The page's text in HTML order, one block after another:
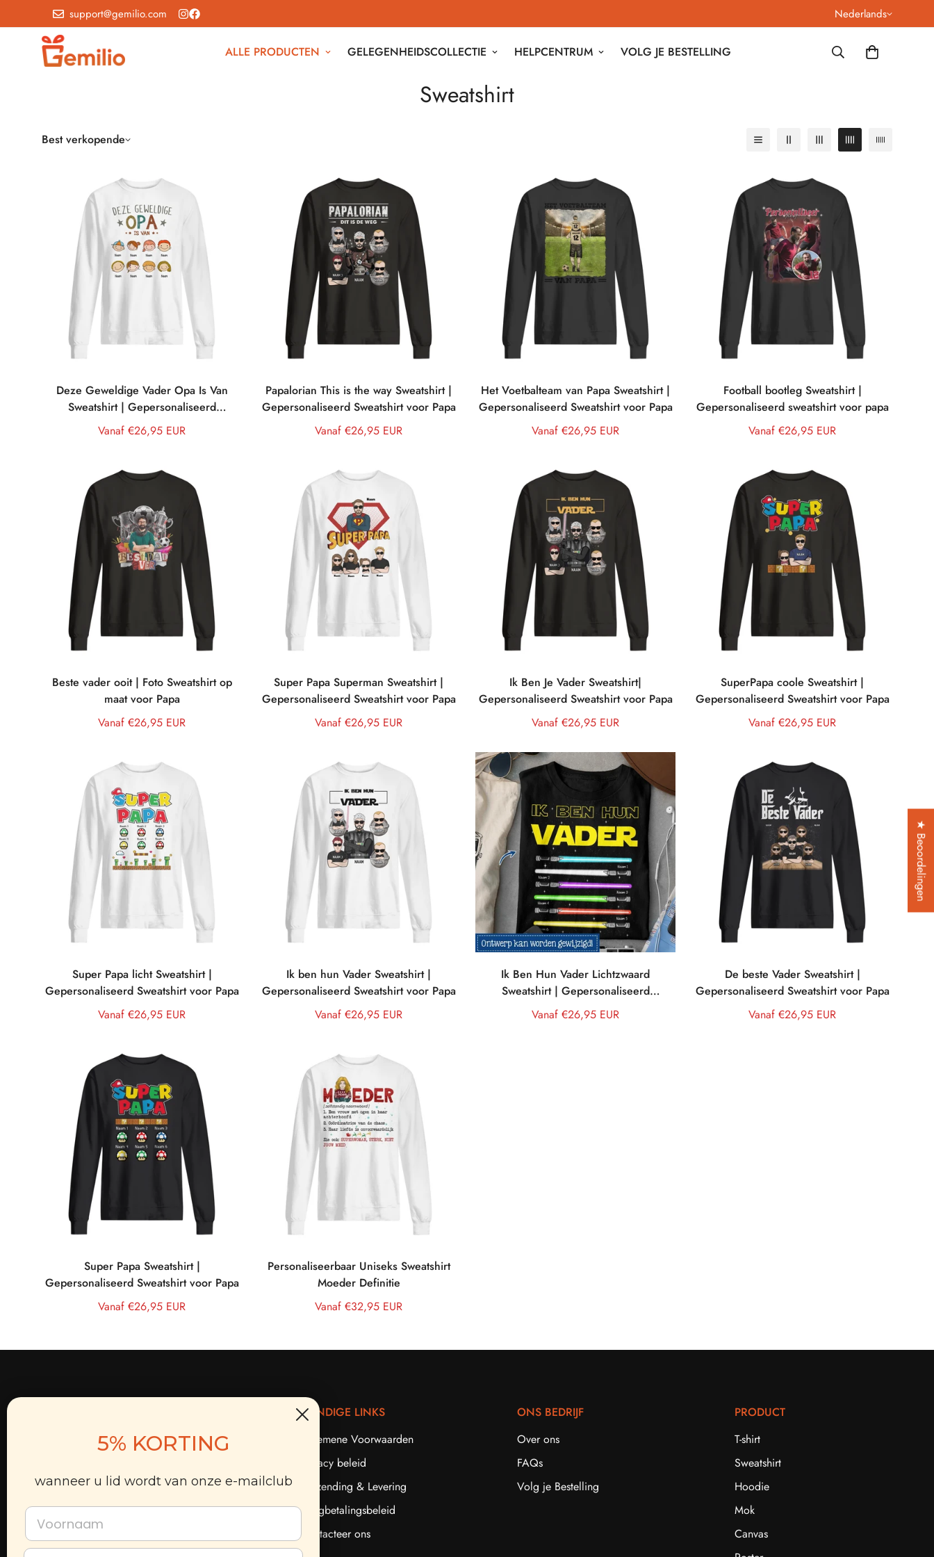
support@gemilio.com Nederlands
ALLE PRODUCTEN GELEGENHEIDSCOLLECTIE HELPCENTRUM VOLG JE BESTELLING
Sweatshirt
Best verkopende
Deze Geweldige Vader Opa Is Van
Sweatshirt | Gepersonaliseerd
Sweatshirt voor Opa/Papa
Normale
Vanaf €26,95 EUR
Papalorian This is the way Sweatshirt |
Gepersonaliseerd Sweatshirt voor Papa
Normale
Vanaf €26,95 EUR
Het Voetbalteam van Papa Sweatshirt |
Gepersonaliseerd Sweatshirt voor Papa
Normale
Vanaf €26,95 EUR
Football bootleg Sweatshirt |
Gepersonaliseerd sweatshirt voor papa
Normale
Vanaf €26,95 EUR
Beste vader ooit | Foto Sweatshirt op
maat voor Papa
Normale
Vanaf €26,95 EUR
Super Papa Superman Sweatshirt |
Gepersonaliseerd Sweatshirt voor Papa
Normale
Vanaf €26,95 EUR
Ik Ben Je Vader Sweatshirt|
Gepersonaliseerd Sweatshirt voor Papa
Normale
Vanaf €26,95 EUR
SuperPapa coole Sweatshirt |
Gepersonaliseerd Sweatshirt voor Papa
Normale
Vanaf €26,95 EUR
Super Papa licht Sweatshirt |
Gepersonaliseerd Sweatshirt voor Papa
Normale
Vanaf €26,95 EUR
Ik ben hun Vader Sweatshirt |
Gepersonaliseerd Sweatshirt voor Papa
Normale
Vanaf €26,95 EUR
Ik Ben Hun Vader Lichtzwaard
Sweatshirt | Gepersonaliseerd
Sweatshirt voor Papa
Normale
Vanaf €26,95 EUR
De beste Vader Sweatshirt |
Gepersonaliseerd Sweatshirt voor Papa
Normale
Vanaf €26,95 EUR
Super Papa Sweatshirt |
Gepersonaliseerd Sweatshirt voor Papa
Normale
Vanaf €26,95 EUR
Personaliseerbaar Uniseks Sweatshirt
Moeder Definitie
Normale
Vanaf €32,95 EUR
71-75, Shelton Street, Covent
Garden, London, England, WC2H 9JQ
Hong Kong:Office Unit B on 9/F, Thomson
E-mail: support@gemilio.com
HANDIGE LINKS
Algemene Voorwaarden
Privacy beleid
Verzending & Levering
Terugbetalingsbeleid
Contacteer ons
ONS BEDRIJF
Over ons
FAQs
Volg je Bestelling
PRODUCT
T-shirt
Sweatshirt
Hoodie
Mok
Canvas
★ Beoordelingen
5% KORTING
wanneer u lid wordt van onze e-mailclub
Voornaam